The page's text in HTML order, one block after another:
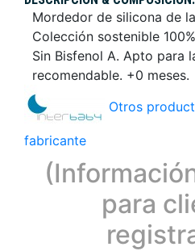
Mordedor de silicona de
Colección sostenible
Sin Bisfenol A. Apto para
recomendable. +0 meses.
Otros
fabricante
para